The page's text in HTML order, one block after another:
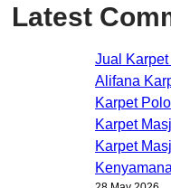
Latest
Jual Karpet
Alifana
Karpet
Karpet
Karpet